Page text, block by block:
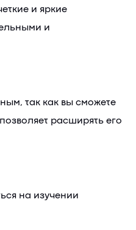
и яркие
и
так как вы сможете
расширять его
на изучении